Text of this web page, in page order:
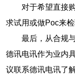
对于希望直接
求试用或做Poc来
最后，从合规
德讯电讯作为业内
议联系德讯电讯了